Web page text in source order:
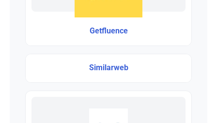
Getfluence
Similarweb